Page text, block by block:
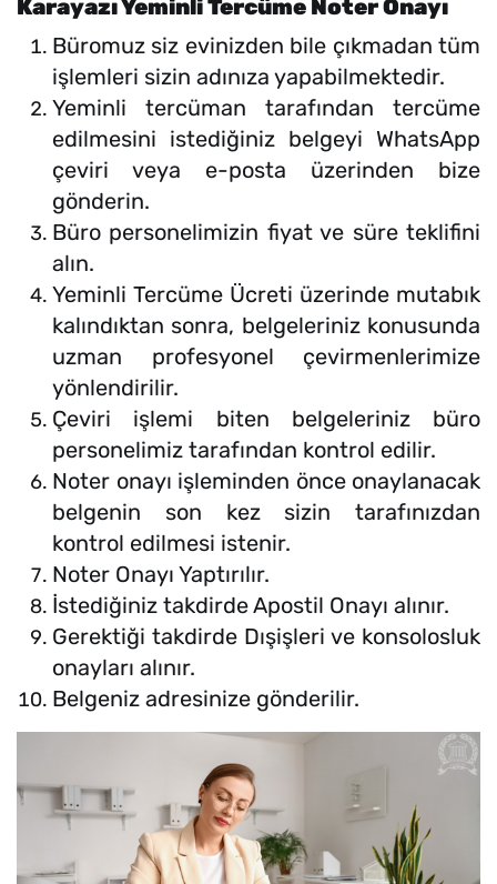
Karayazı Yeminli Tercüme Noter Onayı
Büromuz siz evinizden bile çıkmadan tüm
işlemleri sizin adınıza yapabilmektedir.
Yeminli tercüman tarafından tercüme
edilmesini istediğiniz belgeyi WhatsApp
çeviri veya e-posta üzerinden bize
gönderin.
Büro personelimizin fiyat ve süre teklifini
alın.
Yeminli Tercüme Ücreti üzerinde mutabık
kalındıktan sonra, belgeleriniz konusunda
uzman profesyonel çevirmenlerimize
yönlendirilir.
Çeviri işlemi biten belgeleriniz büro
personelimiz tarafından kontrol edilir.
Noter onayı işleminden önce onaylanacak
belgenin son kez sizin tarafınızdan
kontrol edilmesi istenir.
Noter Onayı Yaptırılır.
İstediğiniz takdirde Apostil Onayı alınır.
Gerektiği takdirde Dışişleri ve konsolosluk
onayları alınır.
Belgeniz adresinize gönderilir.